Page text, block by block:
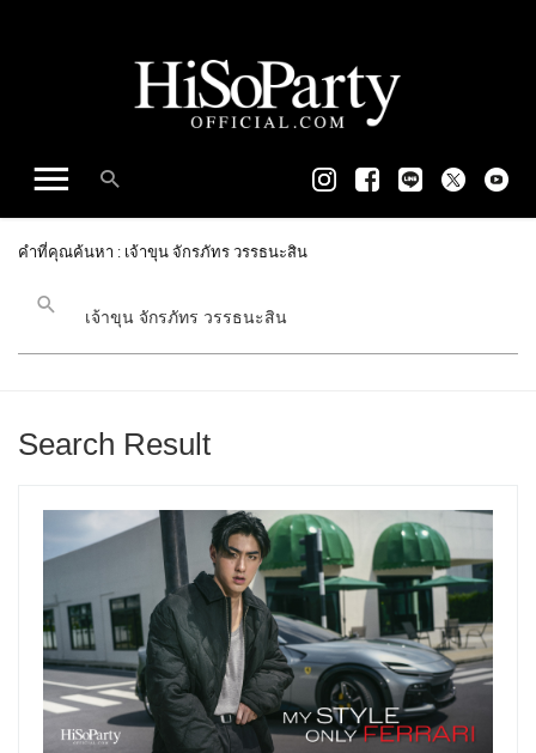
คำที่คุณค้นหา : เจ้าขุน จักรภัทร วรรธนะสิน
Search Result